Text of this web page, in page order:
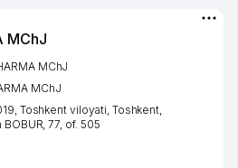
MChJ
MChJ
MChJ
Toshkent viloyati, Toshkent,
, 77, of. 505